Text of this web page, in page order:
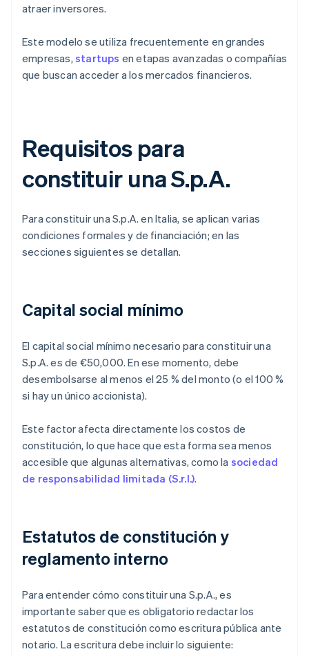
atraer inversores.
Este modelo se utiliza frecuentemente en grandes
empresas, startups en etapas avanzadas o compañías
que buscan acceder a los mercados financieros.
Requisitos para
constituir una S.p.A.
Para constituir una S.p.A. en Italia, se aplican varias
condiciones formales y de financiación; en las
secciones siguientes se detallan.
Capital social mínimo
El capital social mínimo necesario para constituir una
S.p.A. es de €50,000. En ese momento, debe
desembolsarse al menos el 25 % del monto (o el 100 %
si hay un único accionista).
Este factor afecta directamente los costos de
constitución, lo que hace que esta forma sea menos
accesible que algunas alternativas, como la sociedad
de responsabilidad limitada (S.r.l.).
Estatutos de constitución y
reglamento interno
Para entender cómo constituir una S.p.A., es
importante saber que es obligatorio redactar los
estatutos de constitución como escritura pública ante
notario. La escritura debe incluir lo siguiente: